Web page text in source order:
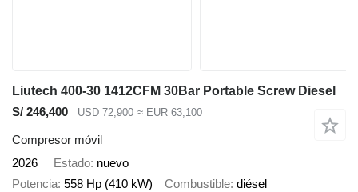
Liutech 400-30 1412CFM 30Bar Portable Screw Diesel
S/ 246,400
USD 72,900 ≈ EUR 63,100
Compresor móvil
2026
Estado nuevo
Potencia 558 Hp (410 kW) Combustible diésel